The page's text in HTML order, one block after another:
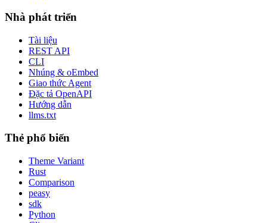
Nhà phát triển
Tài liệu
REST API
CLI
Nhúng & oEmbed
Giao thức Agent
Đặc tả OpenAPI
Hướng dẫn
llms.txt
Thẻ phổ biến
Theme Variant
Rust
Comparison
peasy
sdk
Python